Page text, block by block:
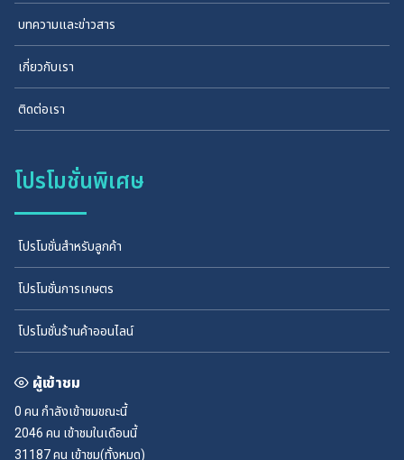
บทความและข่าวสาร
เกี่ยวกับเรา
ติดต่อเรา
โปรโมชั่นพิเศษ
โปรโมชั่นสำหรับลูกค้า
โปรโมชั่นการเกษตร
โปรโมชั่นร้านค้าออนไลน์
ผู้เข้าชม
0 คน กำลังเข้าชมขณะนี้
2046 คน เข้าชมในเดือนนี้
31187 คน เข้าชม(ทั้งหมด)